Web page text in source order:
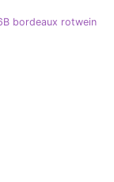
bordeaux rotwein